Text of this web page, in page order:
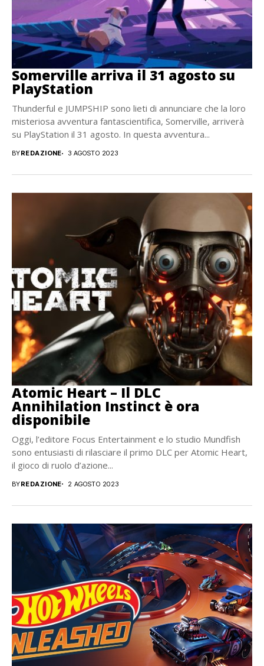
Somerville arriva il 31 agosto su
PlayStation
Thunderful e JUMPSHIP sono lieti di annunciare che la loro
misteriosa avventura fantascientifica, Somerville, arriverà
su PlayStation il 31 agosto. In questa avventura...
BYREDAZIONE 3 AGOSTO 2023
Atomic Heart – Il DLC
Annihilation Instinct è ora
disponibile
Oggi, l’editore Focus Entertainment e lo studio Mundfish
sono entusiasti di rilasciare il primo DLC per Atomic Heart,
il gioco di ruolo d’azione...
BYREDAZIONE 2 AGOSTO 2023